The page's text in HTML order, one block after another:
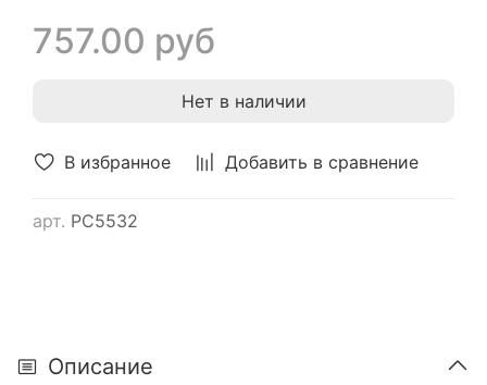
В избранное Добавить в сравнение
арт. РС5532
757.00 руб
Нет в наличии
Описание